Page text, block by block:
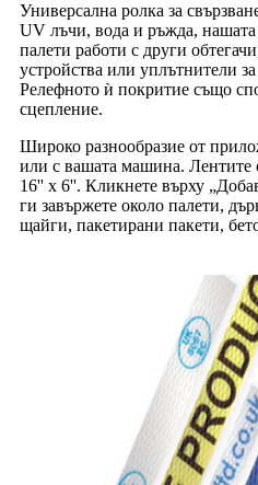
Универсална ролка за
UV лъчи, вода и ръжда, нашата
палети работи с други
устройства или уплътнители
Релефното ѝ покритие също
сцепление.
Широко разнообразие от
или с вашата машина. Лентите
16'' x 6''. Кликнете върху
ги завържете около палети,
щайги, пакетирани пакети,